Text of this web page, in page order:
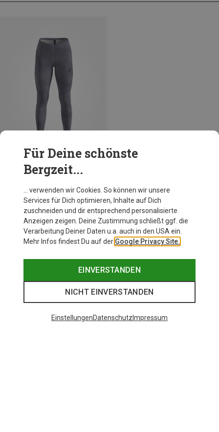
Du sparst 29%
Für Deine schönste
Bergzeit...
… verwenden wir Cookies. So können wir unsere
Services für Dich optimieren, Inhalte auf Dich
zuschneiden und dir entsprechend personalisierte
Anzeigen zeigen. Deine Zustimmung schließt ggf. die
Verarbeitung Deiner Daten u.a. auch in den USA ein.
Mehr Infos findest Du auf der Google Privacy Site.
EINVERSTANDEN
NICHT EINVERSTANDEN
EinstellungenDatenschutz Impressum